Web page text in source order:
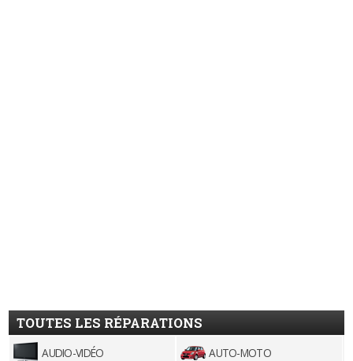
TOUTES LES RÉPARATIONS
AUDIO-VIDÉO AUTO-MOTO